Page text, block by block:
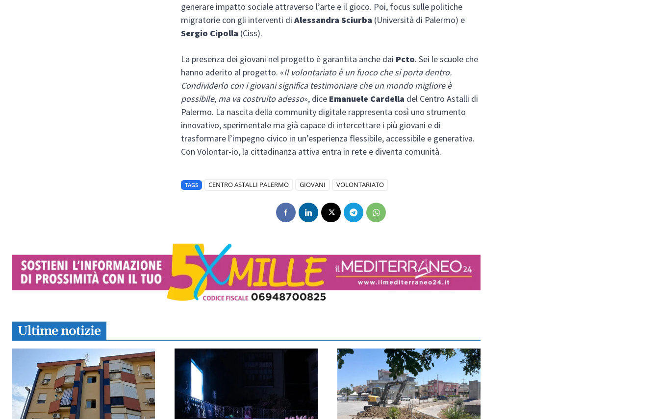
generare impatto sociale attraverso l’arte e il gioco. Poi, focus sulle politiche
migratorie con gli interventi diAlessandra Sciurba (Università di Palermo) e
Sergio Cipolla (Ciss).
La presenza dei giovani nel progetto è garantita anche dai Pcto. Sei le scuole che
hanno aderito al progetto. «Il volontariato è un fuoco che si porta dentro.
Condividerlo con i giovani significa testimoniare che un mondo migliore è
possibile, ma va costruito adesso», dice Emanuele Cardella del Centro Astalli di
Palermo. La nascita della community digitale rappresenta così uno strumento
innovativo, sperimentale ma già capace di intercettare i più giovani e di
trasformare l’impegno civico in un’esperienza flessibile, accessibile e generativa.
Con Volontar-io, la cittadinanza attiva entra in rete e diventa comunità.
TAGS CENTRO ASTALLI PALERMO GIOVANI VOLONTARIATO
Ultime notizie